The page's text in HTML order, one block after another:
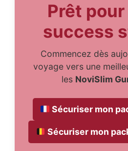
Prêt
success
Commencez dès
voyage vers une
les NoviSlim
Sécuriser mon
Sécuriser mon